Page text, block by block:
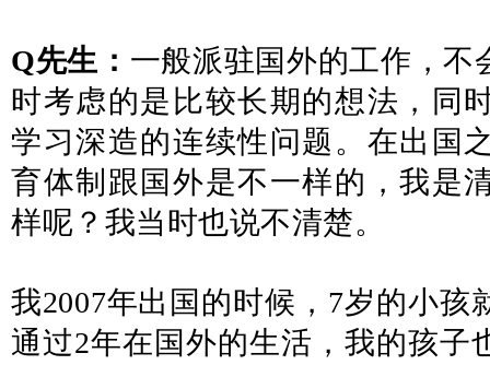
Q先生： 一般派驻国外的工作，不
时考虑的是比较长期的想法，同
学习深造的连续性问题。在出国
育体制跟国外是不一样的，我是
样呢？我当时也说不清楚。
我2007年出国的时候，7岁的小孩
通过2年在国外的生活，我的孩子